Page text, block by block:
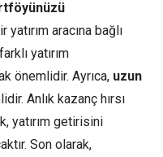
aracına bağlı
yatırım
önemlidir. Ayrıca, uzun
Anlık kazanç hırsı
yatırım getirisini
Son olarak,